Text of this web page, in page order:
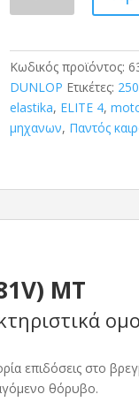
R
18
(81V)
MT
Κωδικός προϊόντος:
DUNLOP Ετικέτες:
elastika, ELITE 4,
μηχανων, Παντός
MT
επιδόσεις στο
θόρυβο.